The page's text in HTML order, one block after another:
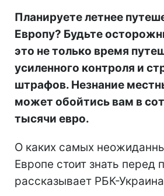
Планируете летнее
Европу? Будьте
это не только время
усиленного контроля и
штрафов. Незнание
может обойтись вам в
тысячи евро.
О каких самых
Европе стоит знать перед
рассказывает РБК-